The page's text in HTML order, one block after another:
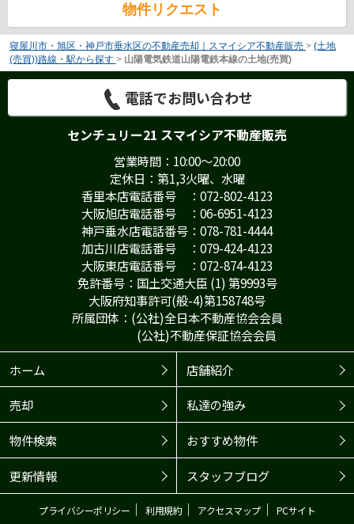
物件リクエスト
寝屋川市・旭区・神戸市垂水区の不動産売却｜スマイシア不動産販売 > (土地
(売買))路線・駅から探す > 山陽電気鉄道山陽電鉄本線の土地(売買)
電話でお問い合わせ
センチュリー21 スマイシア不動産販売
営業時間：10:00～20:00
定休日：第1,3火曜、水曜
香里本店電話番号 ：072-802-4123
大阪旭店電話番号 ：06-6951-4123
神戸垂水店電話番号：078-781-4444
加古川店電話番号 ：079-424-4123
大阪東店電話番号 ：072-874-4123
免許番号：国土交通大臣 (1) 第9993号
大阪府知事許可(般-4)第158748号
所属団体：(公社)全日本不動産協会会員
(公社)不動産保証協会会員
ホーム
店舗紹介
売却 私達の強み
物件検索 おすすめ物件
更新情報 スタッフブログ
プライバシーポリシー ｜ 利用規約｜ アクセスマップ｜ PCサイト